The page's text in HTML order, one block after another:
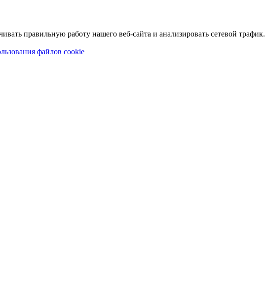
правильную работу нашего веб-сайта и анализировать сетевой трафик.
файлов cookie